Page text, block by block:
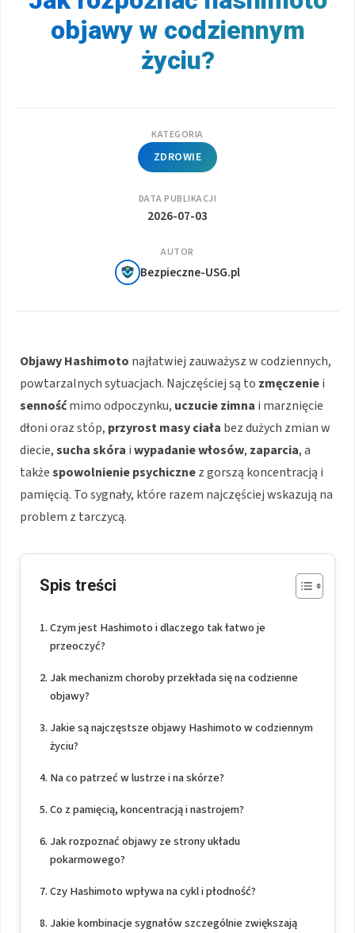
objawy w codziennym
życiu?
KATEGORIA
ZDROWIE
DATA PUBLIKACJI
2026-07-03
AUTOR
Bezpieczne-USG.pl
Objawy Hashimoto najłatwiej zauważysz w codziennych,
powtarzalnych sytuacjach. Najczęściej są to zmęczeniei
sennośćmimo odpoczynku, uczucie zimna i marznięcie
dłoni oraz stóp, przyrost masy ciała bez dużych zmian w
diecie,sucha skóra iwypadanie włosów, zaparcia, a
takżespowolnienie psychicznez gorszą koncentracją i
pamięcią. To sygnały, które razem najczęściej wskazują na
problem z tarczycą.
Spis treści
Czym jest Hashimoto i dlaczego tak łatwo je
przeoczyć?
Jak mechanizm choroby przekłada się na codzienne
objawy?
Jakie są najczęstsze objawy Hashimoto w codziennym
życiu?
Na co patrzeć w lustrze i na skórze?
Co z pamięcią, koncentracją i nastrojem?
Jak rozpoznać objawy ze strony układu
pokarmowego?
Czy Hashimoto wpływa na cykl i płodność?
Jakie kombinacje sygnałów szczególnie zwiększają